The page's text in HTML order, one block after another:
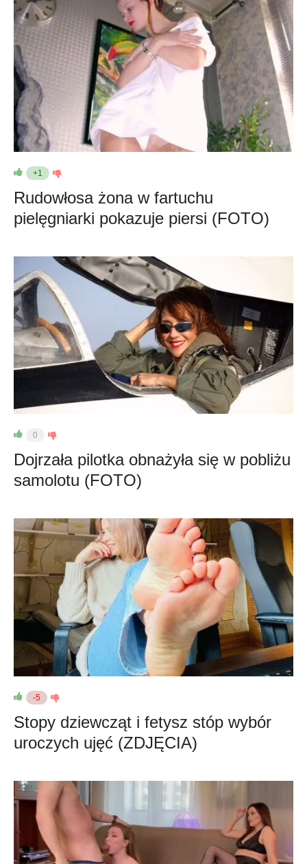
+1
Rudowłosa żona w fartuchu
pielęgniarki pokazuje piersi (FOTO)
0
Dojrzała pilotka obnażyła się w pobliżu
samolotu (FOTO)
-5
Stopy dziewcząt i fetysz stóp wybór
uroczych ujęć (ZDJĘCIA)